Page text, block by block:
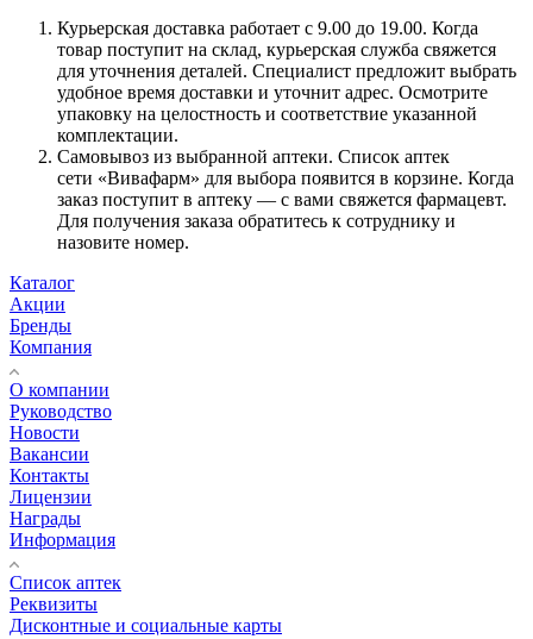
Курьерская доставка работает с 9.00 до 19.00. Когда
товар поступит на склад, курьерская служба свяжется
для уточнения деталей. Специалист предложит выбрать
удобное время доставки и уточнит адрес. Осмотрите
упаковку на целостность и соответствие указанной
комплектации.
Самовывоз из выбранной аптеки. Список аптек
сети «Вивафарм» для выбора появится в корзине. Когда
заказ поступит в аптеку — с вами свяжется фармацевт.
Для получения заказа обратитесь к сотруднику и
назовите номер.
Каталог
Акции
Бренды
Компания
О компании
Руководство
Новости
Вакансии
Контакты
Лицензии
Награды
Информация
Список аптек
Реквизиты
Дисконтные и социальные карты